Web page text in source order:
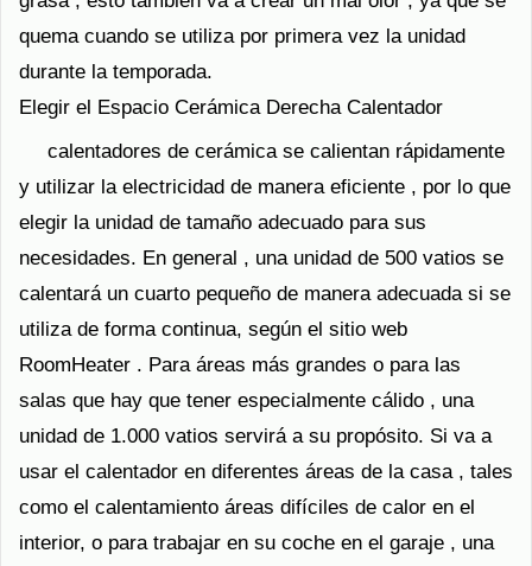
quema cuando se utiliza por primera vez la unidad
durante la temporada.
Elegir el Espacio Cerámica Derecha Calentador
calentadores de cerámica se calientan rápidamente
y utilizar la electricidad de manera eficiente , por lo que
elegir la unidad de tamaño adecuado para sus
necesidades. En general , una unidad de 500 vatios se
calentará un cuarto pequeño de manera adecuada si se
utiliza de forma continua, según el sitio web
RoomHeater . Para áreas más grandes o para las
salas que hay que tener especialmente cálido , una
unidad de 1.000 vatios servirá a su propósito. Si va a
usar el calentador en diferentes áreas de la casa , tales
como el calentamiento áreas difíciles de calor en el
interior, o para trabajar en su coche en el garaje , una